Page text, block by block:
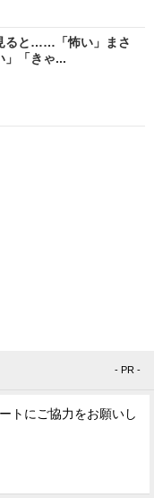
ると……「怖い」まさ
」「きゃ...
- PR -
トにご協力をお願いし